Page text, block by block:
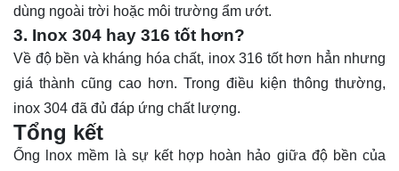
dùng ngoài trời hoặc môi trường ẩm ướt.
3. Inox 304 hay 316 tốt hơn?
Về độ bền và kháng hóa chất, inox 316 tốt hơn hẳn nhưng
giá thành cũng cao hơn. Trong điều kiện thông thường,
inox 304 đã đủ đáp ứng chất lượng.
Tổng kết
Ống lnox mềm là sự kết hợp hoàn hảo giữa độ bền của